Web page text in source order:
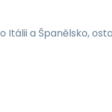
Itálii a Španělsko,